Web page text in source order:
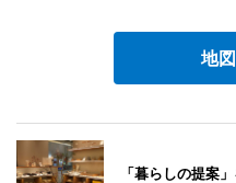
地
「暮らしの提案